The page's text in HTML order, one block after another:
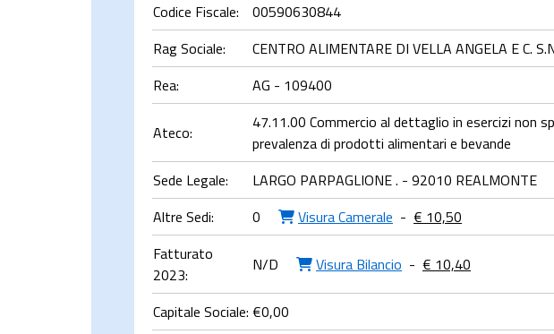
Codice Fiscale:
00590630844
Rag Sociale:
CENTRO ALIMENTARE DI VELLA ANGELA E C.
Rea:
AG - 109400
Ateco:
47.11.00 Commercio al dettaglio in esercizi non
prevalenza di prodotti alimentari e bevande
Sede Legale:
LARGO PARPAGLIONE . - 92010 REALMONTE
Altre Sedi:
0 Visura Camerale - € 10,50
Fatturato
2023:
N/D Visura Bilancio - € 10,40
Capitale Sociale: €0,00